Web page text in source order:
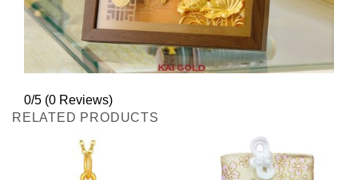
0/5 (0 Reviews)
RELATED PRODUCTS